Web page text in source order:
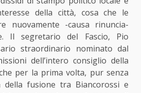
della città, cosa che le
nuovamente -causa rinuncia-
Il segretario del Fascio, Pio
straordinario nominato dal
dell’intero consiglio della
per la prima volta, pur senza
della fusione tra Biancorossi e